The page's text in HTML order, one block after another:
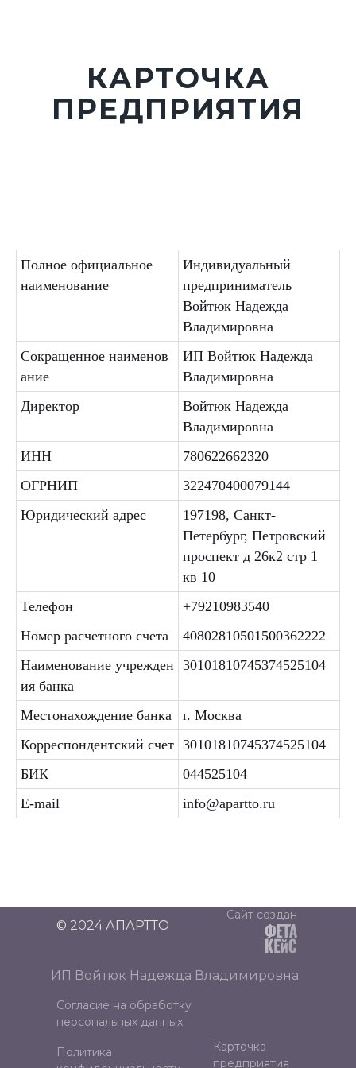
КАРТОЧКА
ПРЕДПРИЯТИЯ
Полное официальное
наименование
Индивидуальный
предприниматель
Войтюк Надежда
Владимировна
Сокращенное наименов
ание
ИП Войтюк Надежда
Владимировна
Директор
Войтюк Надежда
Владимировна
ИНН
780622662320
ОГРНИП
322470400079144
Юридический адрес
197198, Санкт-
Петербург, Петровский
проспект д 26к2 стр 1
кв 10
Телефон
+79210983540
Номер расчетного счета
40802810501500362222
Наименование учрежден
ия банка
30101810745374525104
Местонахождение банка
г. Москва
Корреспондентский счет 30101810745374525104
БИК
044525104
E-mail
info@apartto.ru
Карточка
предприятия
Политика
Согласие на обработку
персональных данных
© 2024 АПАРТТО
Сайт создан
ИП Войтюк Надежда Владимировна